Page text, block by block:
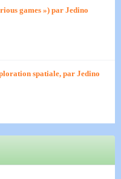
games ») par Jedino
spatiale, par Jedino